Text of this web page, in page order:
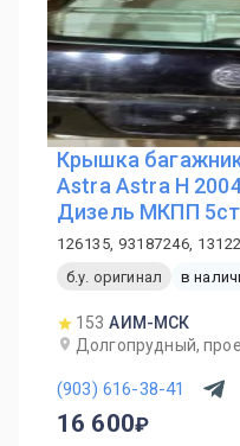
Крышка
Astra Astra H
Дизель МКПП
126135, 93187246,
б.у. оригинал
в
153 АИМ-МСК
Долгопрудный,
(903) 616-38-41
16 600